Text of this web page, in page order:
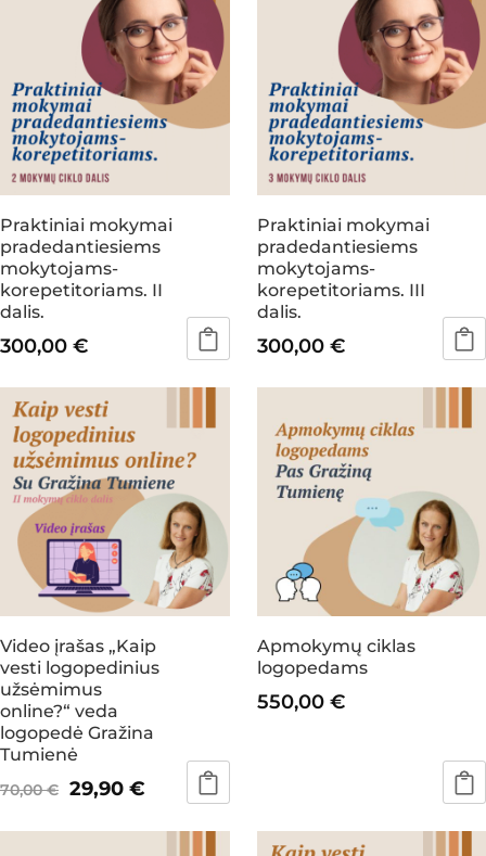
The
options
may
be
on
the
product
page
The
options
may
be
on
the
product
page
Praktiniai mokymai
pradedantiesiems
mokytojams-
korepetitoriams. II
dalis.
300,00 €
Praktiniai mokymai
pradedantiesiems
mokytojams-
korepetitoriams. III
dalis.
300,00 €
Video įrašas „Kaip
vesti logopedinius
užsėmimus
online?“ veda
logopedė Gražina
Tumienė
70,00€ Original
29,90 € Current
Apmokymų ciklas
logopedams
550,00 €